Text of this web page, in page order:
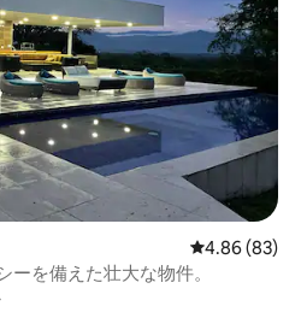
レビュー83
4.86 (83)
を備えた壮大な物件。